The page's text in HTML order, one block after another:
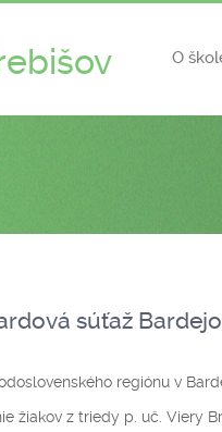
O
súťaž
regiónu v
žiakov z triedy p. uč. Viery